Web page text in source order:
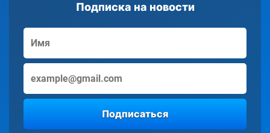
Подписка на новости
Подписаться